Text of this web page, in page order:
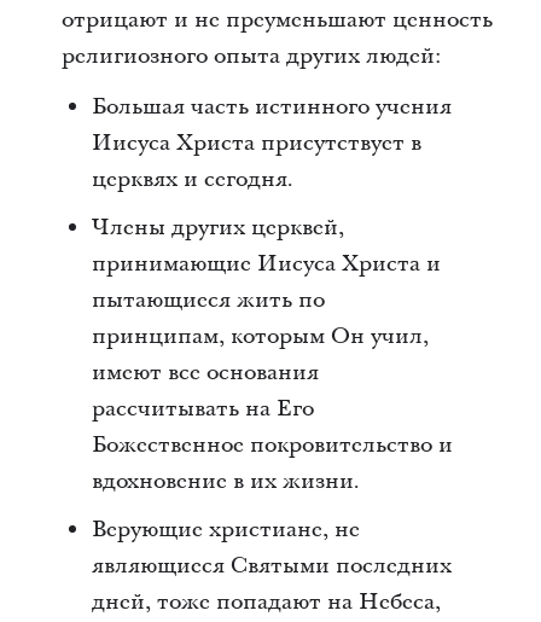
отрицают и не преуменьшают ценность
религиозного опыта других людей:
Большая часть истинного учения
Иисуса Христа присутствует в
церквях и сегодня.
Члены других церквей,
принимающие Иисуса Христа и
пытающиеся жить по
принципам, которым Он учил,
имеют все основания
рассчитывать на Его
Божественное покровительство и
вдохновение в их жизни.
Верующие христиане, не
являющиеся Святыми последних
дней, тоже попадают на Небеса,